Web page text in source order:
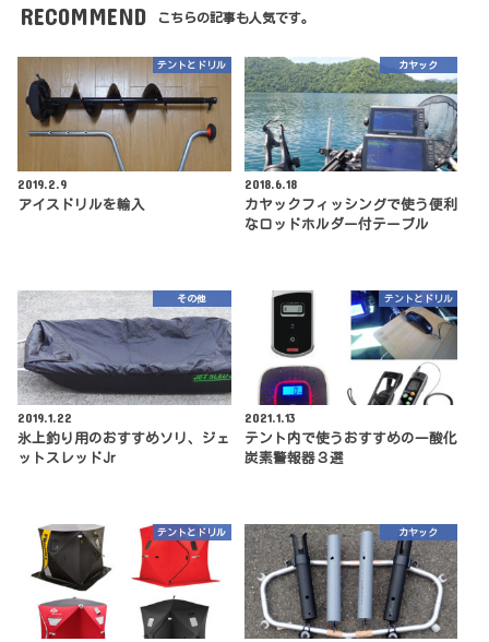
RECOMMEND こちらの記事も人気です。
テントとドリル
2019.2.9
アイスドリルを輸入
カヤック
2018.6.18
カヤックフィッシングで使う便利
なロッドホルダー付テーブル
その他
2019.1.22
氷上釣り用のおすすめソリ、ジェ
ットスレッドJr
テントとドリル
2021.1.13
テント内で使うおすすめの一酸化
炭素警報器３選
テントとドリル カヤック